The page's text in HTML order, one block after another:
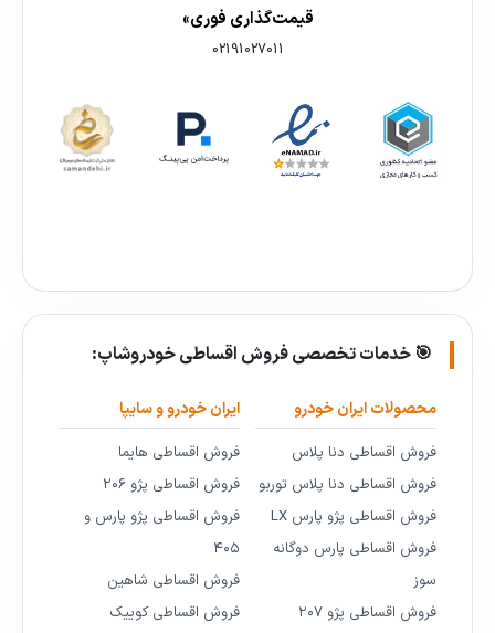
قیمت‌گذاری فوری»
02191027011
🎯 خدمات تخصصی فروش اقساطی خودروشاپ:
محصولات ایران خودرو
فروش اقساطی دنا پلاس
فروش اقساطی دنا پلاس توربو
فروش اقساطی پژو پارس LX
فروش اقساطی پارس دوگانه
سوز
فروش اقساطی پژو ۲۰۷
ایران خودرو و سایپا
فروش اقساطی هایما
فروش اقساطی پژو ۲۰۶
فروش اقساطی پژو پارس و
۴۰۵
فروش اقساطی شاهین
فروش اقساطی کوییک